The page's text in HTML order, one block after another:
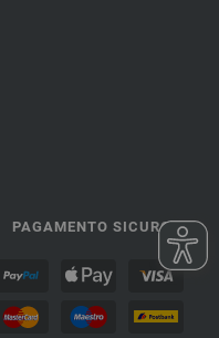
PAGAMENTO SICURO